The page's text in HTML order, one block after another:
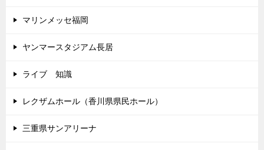
マリンメッセ福岡
ヤンマースタジアム長居
ライブ 知識
レクザムホール（香川県県民ホール）
三重県サンアリーナ